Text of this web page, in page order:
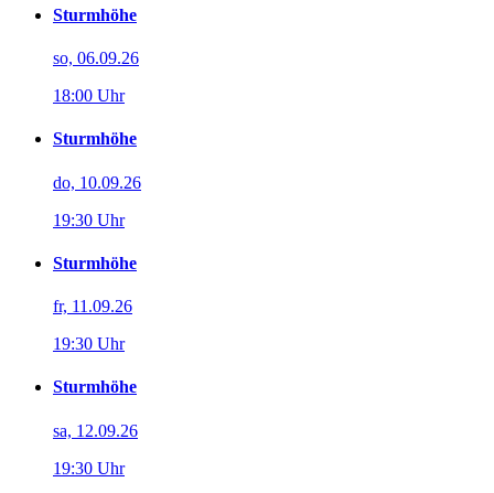
Sturmhöhe
so, 06.09.26
18:00 Uhr
Sturmhöhe
do, 10.09.26
19:30 Uhr
Sturmhöhe
fr, 11.09.26
19:30 Uhr
Sturmhöhe
sa, 12.09.26
19:30 Uhr